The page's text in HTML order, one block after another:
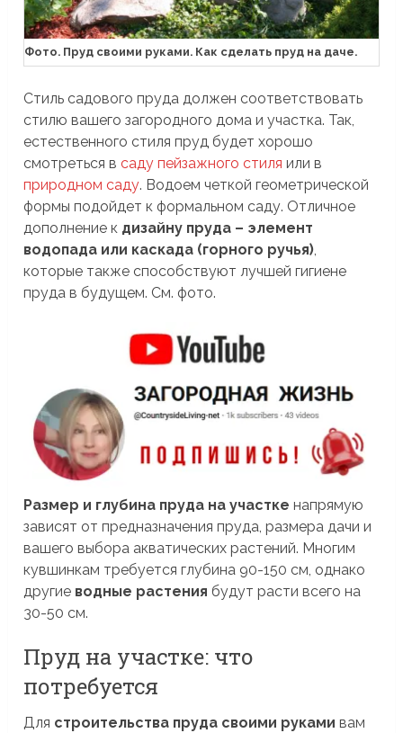
Фото. Пруд своими руками. Как сделать пруд на даче.
Стиль садового пруда должен соответствовать
стилю вашего загородного дома и участка. Так,
естественного стиля пруд будет хорошо
смотреться всаду пейзажного стиля или в
природном саду. Водоем четкой геометрической
формы подойдет к формальном саду. Отличное
дополнение к дизайну пруда – элемент
водопада или каскада (горного ручья)
которые также способствуют лучшей гигиене
пруда в будущем. См. фото.
Размер и глубина пруда на участке напрямую
зависят от предназначения пруда, размера дачи и
вашего выбора акватических растений. Многим
кувшинкам требуется глубина 90-150 см, однако
другие водные растения будут расти всего на
30-50 см.
Пруд на участке: что
потребуется
Для строительства пруда своими руками вам